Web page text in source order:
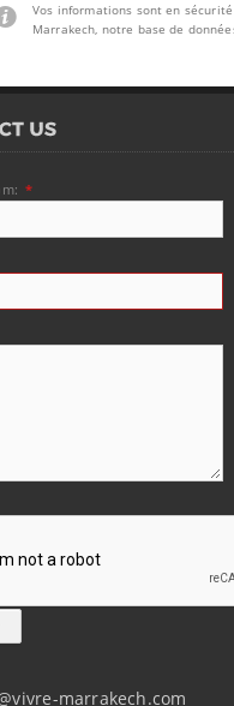
Vos informations sont en sécurité
Marrakech, notre base de
*
marrakech.com